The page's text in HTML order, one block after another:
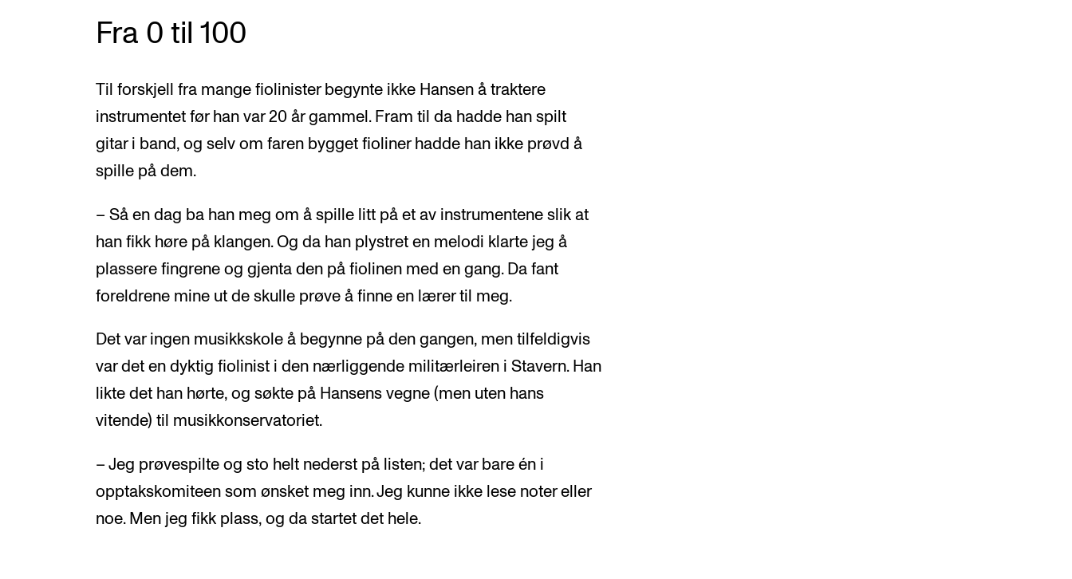
Fra 0 til 100
Til forskjell fra mange fiolinister begynte ikke Hansen å traktere
instrumentet før han var 20 år gammel. Fram til da hadde han spilt
gitar i band, og selv om faren bygget fioliner hadde han ikke prøvd å
spille på dem.
– Så en dag ba han meg om å spille litt på et av instrumentene slik at
han fikk høre på klangen. Og da han plystret en melodi klarte jeg å
plassere fingrene og gjenta den på fiolinen med en gang. Da fant
foreldrene mine ut de skulle prøve å finne en lærer til meg.
Det var ingen musikkskole å begynne på den gangen, men tilfeldigvis
var det en dyktig fiolinist i den nærliggende militærleiren i Stavern. Han
likte det han hørte, og søkte på Hansens vegne (men uten hans
vitende) til musikkonservatoriet.
– Jeg prøvespilte og sto helt nederst på listen; det var bare én i
opptakskomiteen som ønsket meg inn. Jeg kunne ikke lese noter eller
noe. Men jeg fikk plass, og da startet det hele.